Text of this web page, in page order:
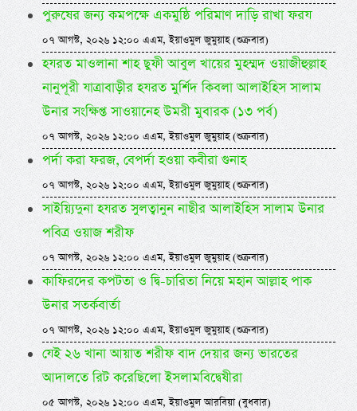
পুরুষের জন্য কমপক্ষে একমুষ্ঠি পরিমাণ দাড়ি রাখা ফরয
০৭ আগস্ট, ২০২৬ ১২:০০ এএম, ইয়াওমুল জুমুয়াহ (শুক্রবার)
হযরত মাওলানা শাহ ছুফী আবুল খায়ের মুহম্মদ ওয়াজীহুল্লাহ
নানুপূরী যাত্রাবাড়ীর হযরত মুর্শিদ কিবলা আলাইহিস সালাম
উনার সংক্ষিপ্ত সাওয়ানেহ উমরী মুবারক (১৩ পর্ব)
০৭ আগস্ট, ২০২৬ ১২:০০ এএম, ইয়াওমুল জুমুয়াহ (শুক্রবার)
পর্দা করা ফরজ, বেপর্দা হওয়া কবীরা গুনাহ
০৭ আগস্ট, ২০২৬ ১২:০০ এএম, ইয়াওমুল জুমুয়াহ (শুক্রবার)
সাইয়্যিদুনা হযরত সুলত্বানুন নাছীর আলাইহিস সালাম উনার
পবিত্র ওয়াজ শরীফ
০৭ আগস্ট, ২০২৬ ১২:০০ এএম, ইয়াওমুল জুমুয়াহ (শুক্রবার)
কাফিরদের কপটতা ও দ্বি-চারিতা নিয়ে মহান আল্লাহ পাক
উনার সতর্কবার্তা
০৭ আগস্ট, ২০২৬ ১২:০০ এএম, ইয়াওমুল জুমুয়াহ (শুক্রবার)
যেই ২৬ খানা আয়াত শরীফ বাদ দেয়ার জন্য ভারতের
আদালতে রিট করেছিলো ইসলামবিদ্বেষীরা
০৫ আগস্ট, ২০২৬ ১২:০০ এএম, ইয়াওমুল আরবিয়া (বুধবার)